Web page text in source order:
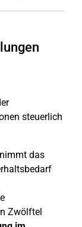
steuerlich
das
Zwölftel